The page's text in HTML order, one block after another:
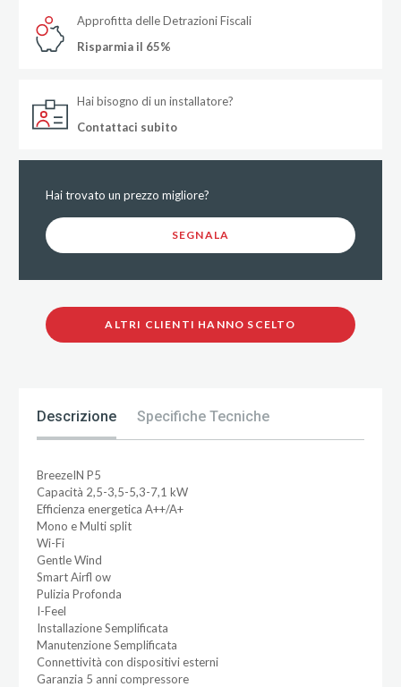
Approfitta delle Detrazioni Fiscali
Risparmia il 65%
Hai bisogno di un installatore?
Contattaci subito
Hai trovato un prezzo migliore?
SEGNALA
ALTRI CLIENTI HANNO SCELTO
Descrizione Specifiche Tecniche
BreezeIN P5
Capacità 2,5-3,5-5,3-7,1 kW
Efficienza energetica A++/A+
Mono e Multi split
Wi-Fi
Gentle Wind
Smart Airfl ow
Pulizia Profonda
I-Feel
Installazione Semplificata
Manutenzione Semplificata
Connettività con dispositivi esterni
Garanzia 5 anni compressore